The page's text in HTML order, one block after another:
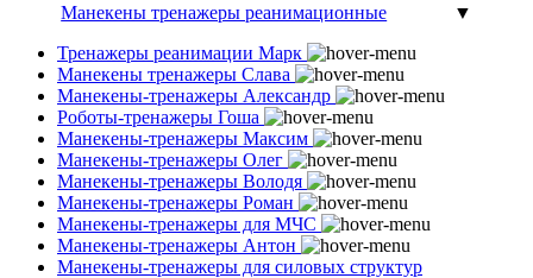
Манекены тренажеры реанимационные
▼
Тренажеры реанимации Марк
Манекены тренажеры Слава
Манекены-тренажеры Александр
Роботы-тренажеры Гоша
Манекены-тренажеры Максим
Манекены-тренажеры Олег
Манекены-тренажеры Володя
Манекены-тренажеры Роман
Манекены-тренажеры для МЧС
Манекены-тренажеры Антон
Манекены-тренажеры для силовых структур